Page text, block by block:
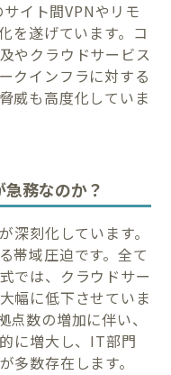
イト間VPNやリモ
を遂げています。コ
やクラウドサービス
クインフラに対する
威も高度化していま
務なのか？
深刻化しています。
帯域圧迫です。全て
では、クラウドサー
幅に低下させていま
数の増加に伴い、
に増大し、IT部門
多数存在します。